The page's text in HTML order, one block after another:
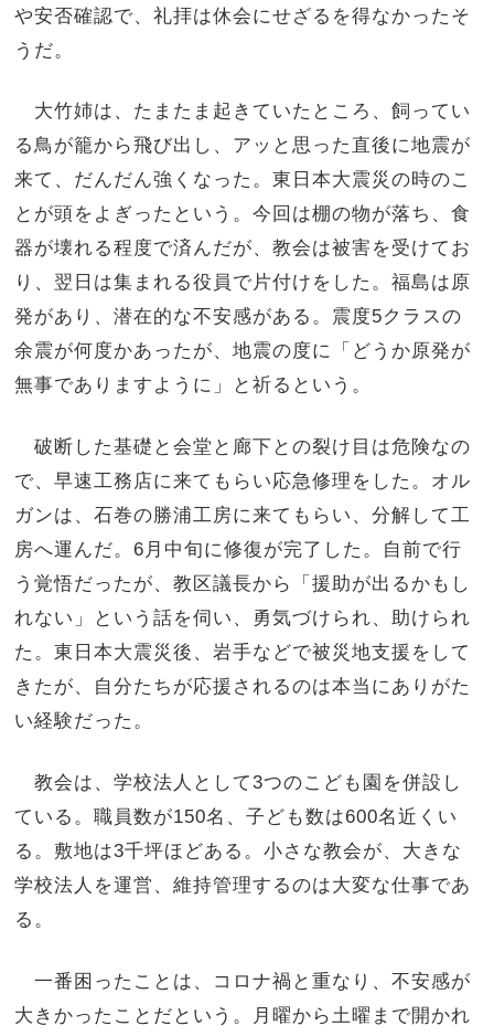
や安否確認で、礼拝は休会にせざるを得なかったそ
うだ。
大竹姉は、たまたま起きていたところ、飼ってい
る鳥が籠から飛び出し、アッと思った直後に地震が
来て、だんだん強くなった。東日本大震災の時のこ
とが頭をよぎったという。今回は棚の物が落ち、食
器が壊れる程度で済んだが、教会は被害を受けてお
り、翌日は集まれる役員で片付けをした。福島は原
発があり、潜在的な不安感がある。震度5クラスの
余震が何度かあったが、地震の度に「どうか原発が
無事でありますように」と祈るという。
破断した基礎と会堂と廊下との裂け目は危険なの
で、早速工務店に来てもらい応急修理をした。オル
ガンは、石巻の勝浦工房に来てもらい、分解して工
房へ運んだ。6月中旬に修復が完了した。自前で行
う覚悟だったが、教区議長から「援助が出るかもし
れない」という話を伺い、勇気づけられ、助けられ
た。東日本大震災後、岩手などで被災地支援をして
きたが、自分たちが応援されるのは本当にありがた
い経験だった。
教会は、学校法人として3つのこども園を併設し
ている。職員数が150名、子ども数は600名近くい
る。敷地は3千坪ほどある。小さな教会が、大きな
学校法人を運営、維持管理するのは大変な仕事であ
る。
一番困ったことは、コロナ禍と重なり、不安感が
大きかったことだという。月曜から土曜まで開かれ